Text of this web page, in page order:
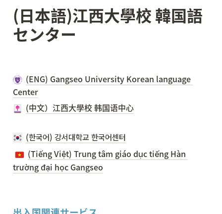
(日本語)江西大學校 韓国語
センター
(ENG) Gangseo University Korean language
Center
(中文）江西大學校 韩国语中心
(한국어) 강서대학교 한국어센터
(Tiếng Việt) Trung tâm giáo dục tiếng Hàn
trường đại học Gangseo